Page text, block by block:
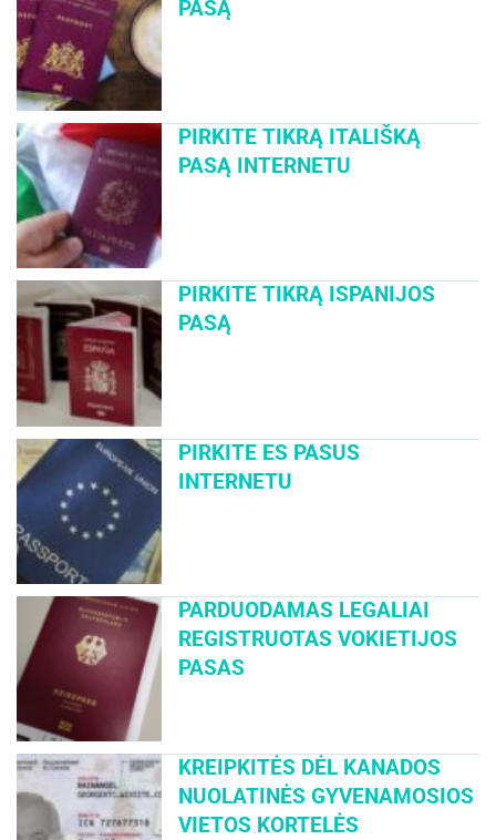
PASĄ
PIRKITE TIKRĄ ITALIŠKĄ
PASĄ INTERNETU
PIRKITE TIKRĄ ISPANIJOS
PASĄ
PIRKITE ES PASUS
INTERNETU
PARDUODAMAS LEGALIAI
REGISTRUOTAS VOKIETIJOS
PASAS
KREIPKITĖS DĖL KANADOS
NUOLATINĖS GYVENAMOSIOS
VIETOS KORTELĖS